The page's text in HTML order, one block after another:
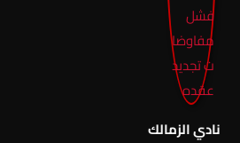
نادي الزمالك